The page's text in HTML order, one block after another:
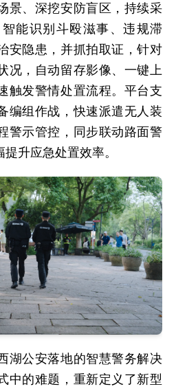
景、深挖安防盲区，持续采
能识别斗殴滋事、违规滞
安隐患，并抓拍取证，针对
况，自动留存影像、一键上
触发警情处置流程。平台支
编组作战，快速派遣无人装
警示管控，同步联动路面警
升应急处置效率。
湖公安落地的智慧警务解决
中的难题，重新定义了新型